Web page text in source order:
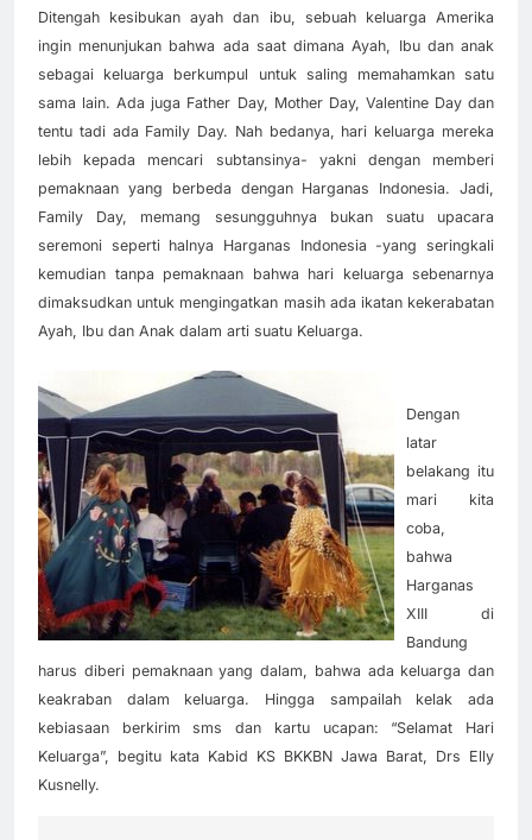
Ditengah kesibukan ayah dan ibu, sebuah keluarga Amerika
ingin menunjukan bahwa ada saat dimana Ayah, Ibu dan anak
sebagai keluarga berkumpul untuk saling memahamkan satu
sama lain. Ada juga Father Day, Mother Day, Valentine Day dan
tentu tadi ada Family Day. Nah bedanya, hari keluarga mereka
lebih kepada mencari subtansinya- yakni dengan memberi
pemaknaan yang berbeda dengan Harganas Indonesia. Jadi,
Family Day, memang sesungguhnya bukan suatu upacara
seremoni seperti halnya Harganas Indonesia -yang seringkali
kemudian tanpa pemaknaan bahwa hari keluarga sebenarnya
dimaksudkan untuk mengingatkan masih ada ikatan kekerabatan
Ayah, Ibu dan Anak dalam arti suatu Keluarga.
Dengan
latar
belakang itu
mari kita
coba,
bahwa
Harganas
XIII di
Bandung
harus diberi pemaknaan yang dalam, bahwa ada keluarga dan
keakraban dalam keluarga. Hingga sampailah kelak ada
kebiasaan berkirim sms dan kartu ucapan: “Selamat Hari
Keluarga”, begitu kata Kabid KS BKKBN Jawa Barat, Drs Elly
Kusnelly.